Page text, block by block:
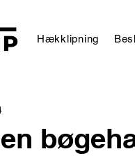
Hækklipning